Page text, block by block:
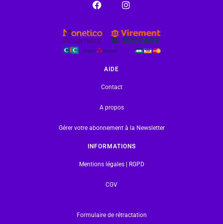
AIDE
Contact
A propos
Gérer votre abonnement à la Newsletter
INFORMATIONS
Mentions légales | RGPD
CGV
Formulaire de rétractation